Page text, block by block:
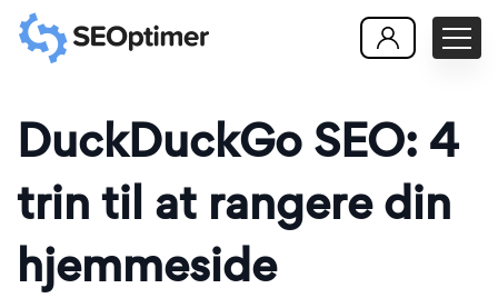
DuckDuckGo SEO: 4
trin til at rangere din
hjemmeside